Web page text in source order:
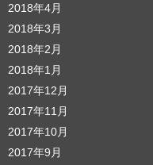
2018年4月
2018年3月
2018年2月
2018年1月
2017年12月
2017年11月
2017年10月
2017年9月